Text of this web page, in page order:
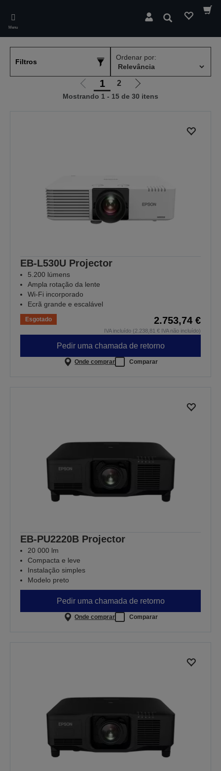
main
content
Menu
Pesquisar
Filtros
Ordenar por:
Ir
para
1 2
Ir
para
Mostrando 1 - 15 de 30 itens
EB-L530U Projector
5.200 lúmens
Ampla rotação da lente
Wi-Fi incorporado
Ecrã grande e escalável
Esgotado 2.753,74 €
IVA incluído (2.238,81 € IVA não incluído)
Pedir uma chamada de retorno
Onde comprar Comparar
EB-PU2220B Projector
20 000 lm
Compacta e leve
Instalação simples
Modelo preto
Pedir uma chamada de retorno
Onde comprar Comparar